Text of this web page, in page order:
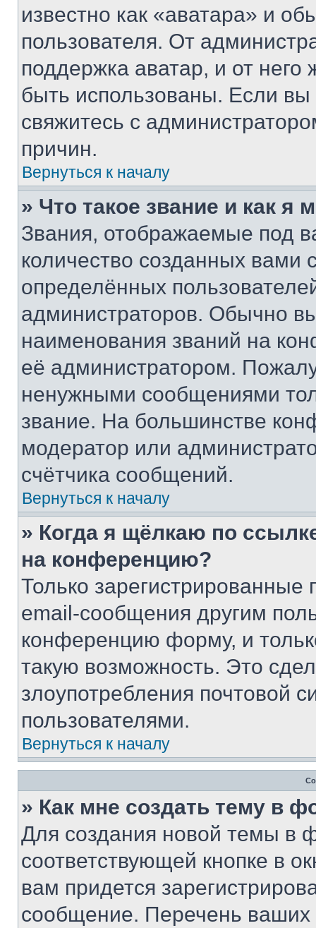
известно как «аватара» и
пользователя. От
поддержка аватар, и от него
быть использованы. Если
свяжитесь с
причин.
Вернуться к началу
» Что такое звание и как я
Звания, отображаемые под
количество созданных
определённых
администраторов. Обычно
наименования званий на
её администратором.
ненужными сообщениями
звание. На большинстве
модератор или
счётчика сообщений.
Вернуться к началу
» Когда я щёлкаю по
на конференцию?
Только зарегистрированные
email-сообщения другим
конференцию форму, и
такую возможность. Это
злоупотребления почтовой
пользователями.
Вернуться к началу
» Как мне создать тему в
Для создания новой темы в
соответствующей кнопке в
вам придется
сообщение. Перечень ваших